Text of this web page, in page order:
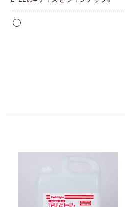
袋 200枚入
片エンボス ブル